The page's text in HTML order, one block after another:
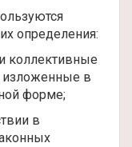
определения:
коллективные
изложенные в
форме;
в